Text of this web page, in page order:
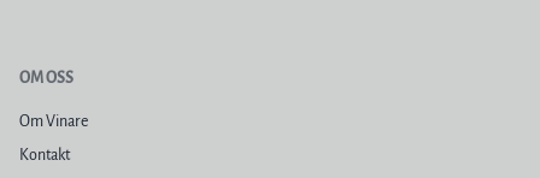
OM OSS
Om Vinare
Kontakt